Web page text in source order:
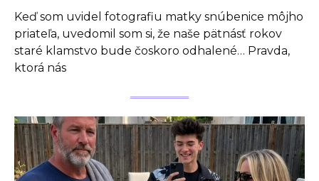
Keď som uvidel fotografiu matky snúbenice môjho
priateľa, uvedomil som si, že naše pätnásť rokov
staré klamstvo bude čoskoro odhalené… Pravda,
ktorá nás